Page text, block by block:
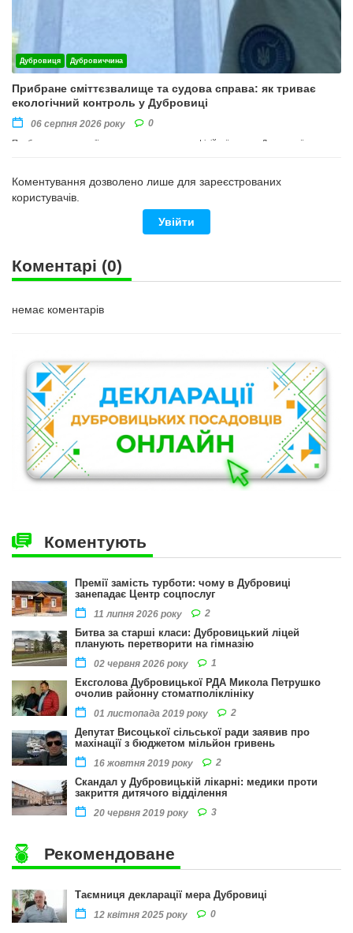
Дубровиця Дубровиччина
Прибране сміттєзвалище та судова справа: як триває
екологічний контроль у Дубровиці
06 серпня 2026 року 0
Прибирання території провели на виконання офіційної вимоги Державної
Коментування дозволено лише для зареєстрованих
користувачів.
Увійти
Коментарі (0)
немає коментарів
Коментують
Премії замість турботи: чому в Дубровиці
занепадає Центр соцпослуг
11 липня 2026 року 2
Битва за старші класи: Дубровицький ліцей
планують перетворити на гімназію
02 червня 2026 року 1
Ексголова Дубровицької РДА Микола Петрушко
очолив районну стоматполіклініку
01 листопада 2019 року 2
Депутат Висоцької сільської ради заявив про
махінації з бюджетом мільйон гривень
16 жовтня 2019 року 2
Скандал у Дубровицькій лікарні: медики проти
закриття дитячого відділення
20 червня 2019 року 3
Рекомендоване
Таємниця декларації мера Дубровиці
12 квітня 2025 року 0